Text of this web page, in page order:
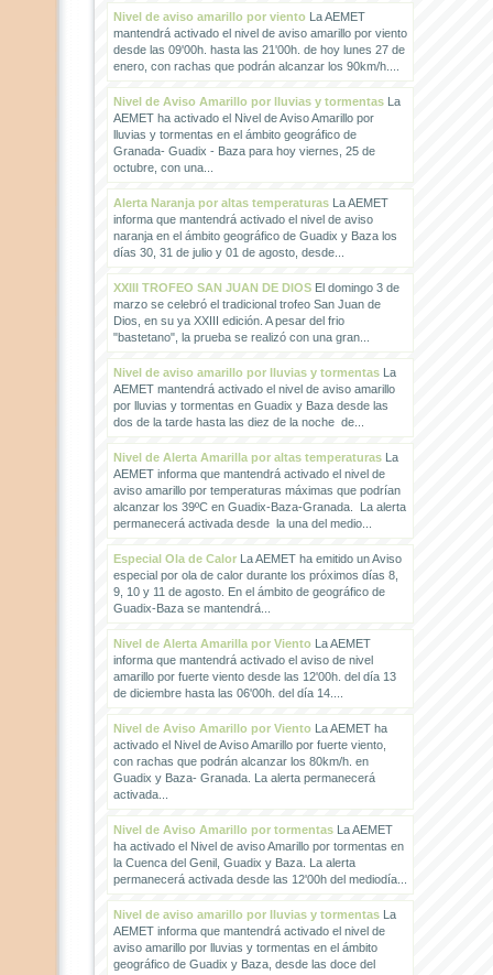
Nivel de aviso amarillo por vientoLa AEMET
mantendrá activado el nivel de aviso amarillo por viento
desde las 09'00h. hasta las 21'00h. de hoy lunes 27 de
enero, con rachas que podrán alcanzar los 90km/h....
Nivel de Aviso Amarillo por lluvias y tormentasLa
AEMET ha activado el Nivel de Aviso Amarillo por
lluvias y tormentas en el ámbito geográfico de
Granada- Guadix - Baza para hoy viernes, 25 de
octubre, con una...
Alerta Naranja por altas temperaturasLa AEMET
informa que mantendrá activado el nivel de aviso
naranja en el ámbito geográfico de Guadix y Baza los
días 30, 31 de julio y 01 de agosto, desde...
XXIII TROFEO SAN JUAN DE DIOSEl domingo 3 de
marzo se celebró el tradicional trofeo San Juan de
Dios, en su ya XXIII edición. A pesar del frio
"bastetano", la prueba se realizó con una gran...
Nivel de aviso amarillo por lluvias y tormentasLa
AEMET mantendrá activado el nivel de aviso amarillo
por lluvias y tormentas en Guadix y Baza desde las
dos de la tarde hasta las diez de la noche de...
Nivel de Alerta Amarilla por altas temperaturasLa
AEMET informa que mantendrá activado el nivel de
aviso amarillo por temperaturas máximas que podrían
alcanzar los 39ºC en Guadix-Baza-Granada. La alerta
permanecerá activada desde la una del medio...
Especial Ola de CalorLa AEMET ha emitido un Aviso
especial por ola de calor durante los próximos días 8,
9, 10 y 11 de agosto. En el ámbito de geográfico de
Guadix-Baza se mantendrá...
Nivel de Alerta Amarilla por VientoLa AEMET
informa que mantendrá activado el aviso de nivel
amarillo por fuerte viento desde las 12'00h. del día 13
de diciembre hasta las 06'00h. del día 14....
Nivel de Aviso Amarillo por VientoLa AEMET ha
activado el Nivel de Aviso Amarillo por fuerte viento,
con rachas que podrán alcanzar los 80km/h. en
Guadix y Baza- Granada. La alerta permanecerá
activada...
Nivel de Aviso Amarillo por tormentasLa AEMET
ha activado el Nivel de aviso Amarillo por tormentas en
la Cuenca del Genil, Guadix y Baza. La alerta
permanecerá activada desde las 12'00h del mediodía...
Nivel de aviso amarillo por lluvias y tormentasLa
AEMET informa que mantendrá activado el nivel de
aviso amarillo por lluvias y tormentas en el ámbito
geográfico de Guadix y Baza, desde las doce del